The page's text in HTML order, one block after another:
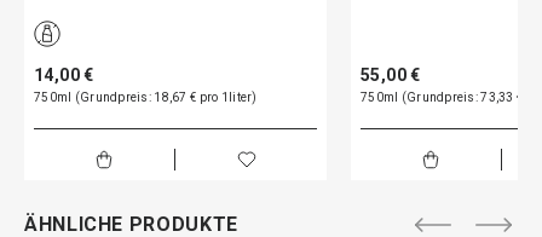
14,00 €
750ml (Grundpreis: 18,67 € pro 1liter)
55,00 €
750ml (Grundpreis: 73,33 €
ÄHNLICHE PRODUKTE